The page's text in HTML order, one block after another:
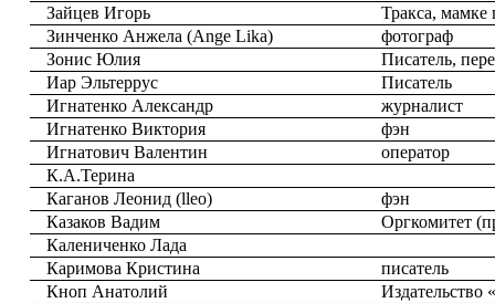
Зайцев Игорь
Тракса, мамке
Зинченко Анжела (Ange Lika)
фотограф
Зонис Юлия
Писатель,
Иар Эльтеррус
Писатель
Игнатенко Александр
журналист
Игнатенко Виктория
фэн
Игнатович Валентин
оператор
К.А.Терина
Каганов Леонид (lleo)
фэн
Казаков Вадим
Оргкомитет
Калениченко Лада
Каримова Кристина
писатель
Кноп Анатолий
Издательство